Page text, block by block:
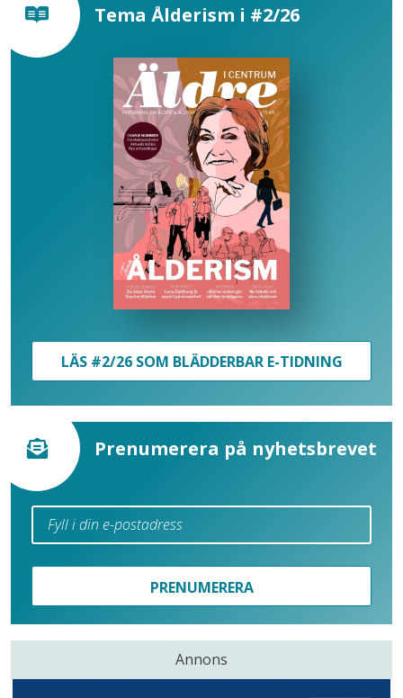
Tema Ålderism i #2/26
LÄS #2/26 SOM BLÄDDERBAR E-TIDNING
Prenumerera på nyhetsbrevet
PRENUMERERA
Annons